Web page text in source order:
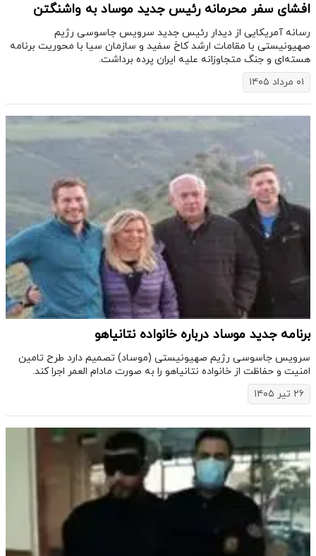
افشای سفر محرمانه رئیس جدید موساد به واشنگتن
رسانه آمریکایی از دیدار رئیس جدید سرویس جاسوسی رژیم
صهیونیستی با مقامات ارشد کاخ سفید و سازمان سیا با محوریت برنامه
هسته‌ای و جنگ متجاوزانه علیه ایران پرده برداشت.
۰۱ مرداد ۱۴۰۵
برنامه جدید موساد درباره خانواده نتانیاهو
سرویس جاسوسی رژیم صهیونیستی (موساد) تصمیم دارد طرح تامین
امنیت و حفاظت از خانواده نتانیاهو را به صورت مادام العمر اجرا کند.
۲۶ تیر ۱۴۰۵